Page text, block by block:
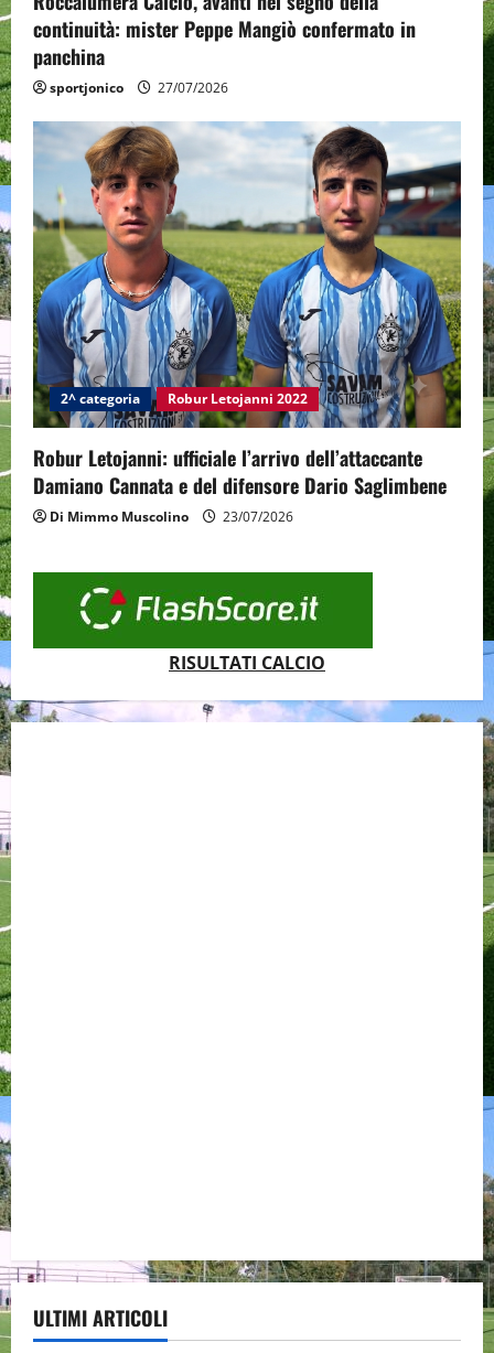
continuità: mister Peppe Mangiò confermato in
panchina
sportjonico 27/07/2026
2^ categoria Robur Letojanni 2022
Robur Letojanni: ufficiale l’arrivo dell’attaccante
Damiano Cannata e del difensore Dario Saglimbene
Di Mimmo Muscolino 23/07/2026
RISULTATI CALCIO
ULTIMI ARTICOLI